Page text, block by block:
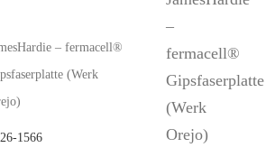
– fermacell®
(Werk
1566